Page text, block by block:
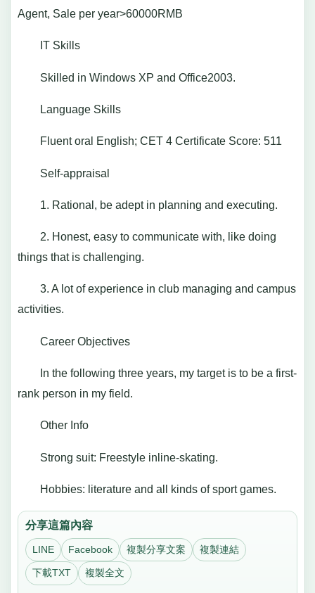
Agent, Sale per year>60000RMB
IT Skills
Skilled in Windows XP and Office2003.
Language Skills
Fluent oral English; CET 4 Certificate Score: 511
Self-appraisal
1. Rational, be adept in planning and executing.
2. Honest, easy to communicate with, like doing
things that is challenging.
3. A lot of experience in club managing and campus
activities.
Career Objectives
In the following three years, my target is to be a first-
rank person in my field.
Other Info
Strong suit: Freestyle inline-skating.
Hobbies: literature and all kinds of sport games.
分享這篇內容
LINE Facebook 複製分享文案 複製連結
下載TXT 複製全文